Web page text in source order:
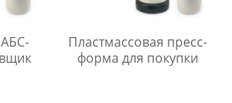
Пластмассовая пресс-
форма для покупки